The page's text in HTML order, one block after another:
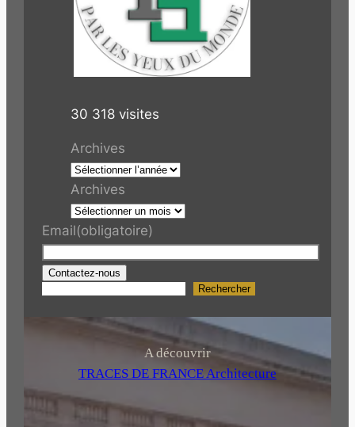
30 318 visites
Archives
Archives
Email(obligatoire)
Contactez-nous
r
c
Rechercher
A découvrir
TRACES DE FRANCE Architecture